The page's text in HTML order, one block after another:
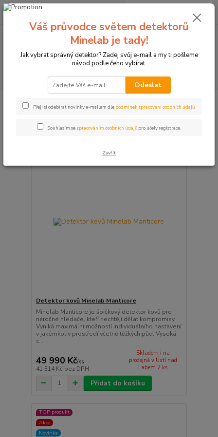
+420774877333
0 Kč
Záruka: 3 roky
strana z 1
Detektor kovů Minelab Manticore
Minelab Manticore je špičkový detektor kovů pro
náročné hledače, kteří nechtějí dělat kompromisy.
Vyniká maximální možností individuálního nastavení
v jakémkoliv prostředí včetně těžkých půd. Vysoká
c...
49 990 Kč/ks
41 314 Kč bez DPH
Skladem i na
prodejně v Ústí nad
Labem 2 ks
Přidat do košíku
TOP produkt
Akce
Novinka
Váš průvodce světem detektorů
Minelab je tady!
Jak vybrat správný detektor? Zadej svůj e-mail a my ti pošleme
návod podle čeho vybírat.
Odeslat
Přeji si odebírat novinky e-mailem dle podmínek zpracování osobních údajů.
Souhlasím se zpracováním osobních údajů pro účely registrace.
Zavřít